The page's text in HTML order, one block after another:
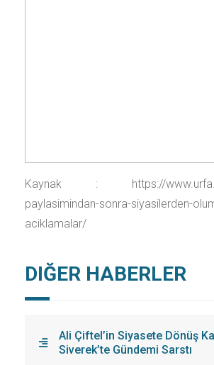
Kaynak : https://
paylasimindan-sonra-siyasilerden-
aciklamalar/
DIĞER HABERLER
Ali Çiftel’in Siyasete Dönüş
Siverek’te Gündemi Sarstı